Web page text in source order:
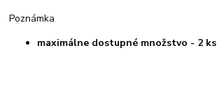
Poznámka
maximálne dostupné množstvo - 2 ks